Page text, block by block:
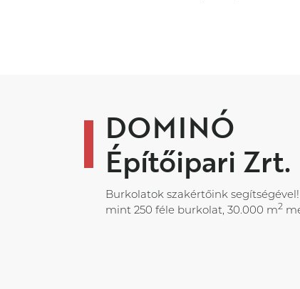
DOMINÓ
Építőipari Zrt.
Burkolatok szakértőink
mint 250 féle burkolat, 30.000 m2